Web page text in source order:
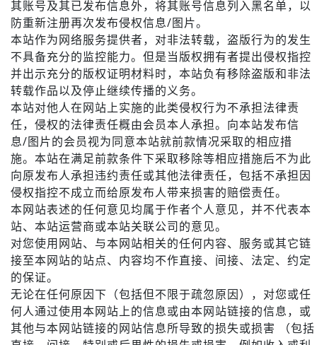
其账号及其已发布信息外，将其账号信息列入黑名单，以
防重新注册再次发布侵权信息/图片。
本站作为网络服务提供者，对非法转载，盗版行为的发生
不具备充分的监控能力。但是当版权拥有者提出侵权指控
并出示充分的版权证明材料时，本站负有移除盗版和非法
转载作品以及停止继续传播的义务。
本站对他人在网站上实施的此类侵权行为不承担法律责
任，侵权的法律责任概由会员本人承担。向本站发布信
息/图片的会员视为同意本站就前款情况采取的相应措
施。本站在满足前款条件下采取移除等相应措施后不为此
向原发布人承担违约责任或其他法律责任，包括不承担因
侵权指控不成立而给原发布人带来损害的赔偿责任。
本网站表述的任何意见均属于作者个人意见，并不代表本
站、本站运营商或本站关联公司的意见。
对您使用网站、与本网站相关的任何内容、服务或其它链
接至本网站的站点、内容均不作直接、间接、法定、约定
的保证。
无论在任何原因下（包括但不限于疏忽原因），对您或任
何人通过使用本网站上的信息或由本网站链接的信息，或
其他与本网站链接的网站信息所导致的损失或损害 （包括